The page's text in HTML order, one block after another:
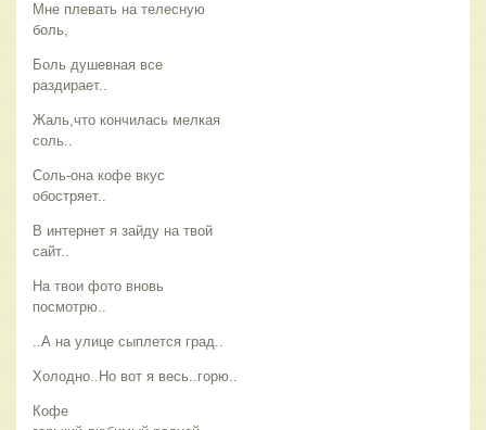
Мне плевать на телесную
боль,
Боль душевная все
раздирает..
Жаль,что кончилась мелкая
соль..
Соль-она кофе вкус
обостряет..
В интернет я зайду на твой
сайт..
На твои фото вновь
посмотрю..
..А на улице сыплется град..
Холодно..Но вот я весь..горю..
Кофе